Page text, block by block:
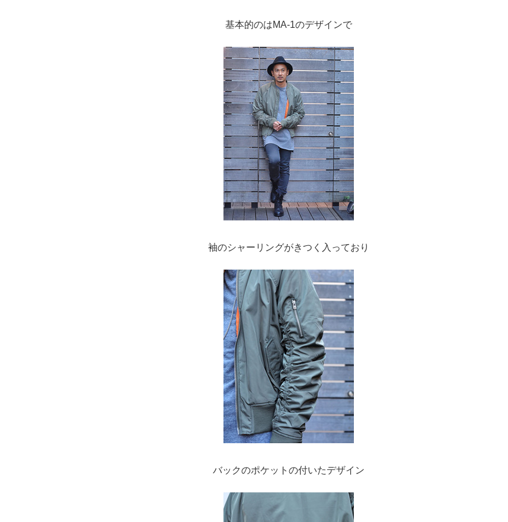
基本的のはMA-1のデザインで
袖のシャーリングがきつく入っており
バックのポケットの付いたデザイン